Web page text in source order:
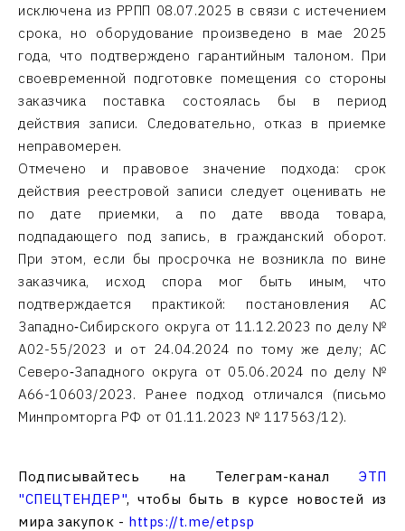
исключена из РРПП 08.07.2025 в связи с истечением
срока, но оборудование произведено в мае 2025
года, что подтверждено гарантийным талоном. При
своевременной подготовке помещения со стороны
заказчика поставка состоялась бы в период
действия записи. Следовательно, отказ в приемке
неправомерен.
Отмечено и правовое значение подхода: срок
действия реестровой записи следует оценивать не
по дате приемки, а по дате ввода товара,
подпадающего под запись, в гражданский оборот.
При этом, если бы просрочка не возникла по вине
заказчика, исход спора мог быть иным, что
подтверждается практикой: постановления АС
Западно‑Сибирского округа от 11.12.2023 по делу №
А02-55/2023 и от 24.04.2024 по тому же делу; АС
Северо‑Западного округа от 05.06.2024 по делу №
А66-10603/2023. Ранее подход отличался (письмо
Минпромторга РФ от 01.11.2023 № 117563/12).
Подписывайтесь на Телеграм-каналЭТП
"СПЕЦТЕНДЕР", чтобы быть в курсе новостей из
мира закупок - https://t.me/etpsp